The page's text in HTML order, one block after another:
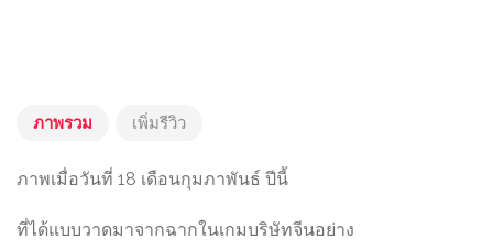
ภาพรวม เพิ่มรีวิว
ภาพเมื่อวันที่ 18 เดือนกุมภาพันธ์ ปีนี้
ที่ได้แบบวาดมาจากฉากในเกมบริษัทจีนอย่าง